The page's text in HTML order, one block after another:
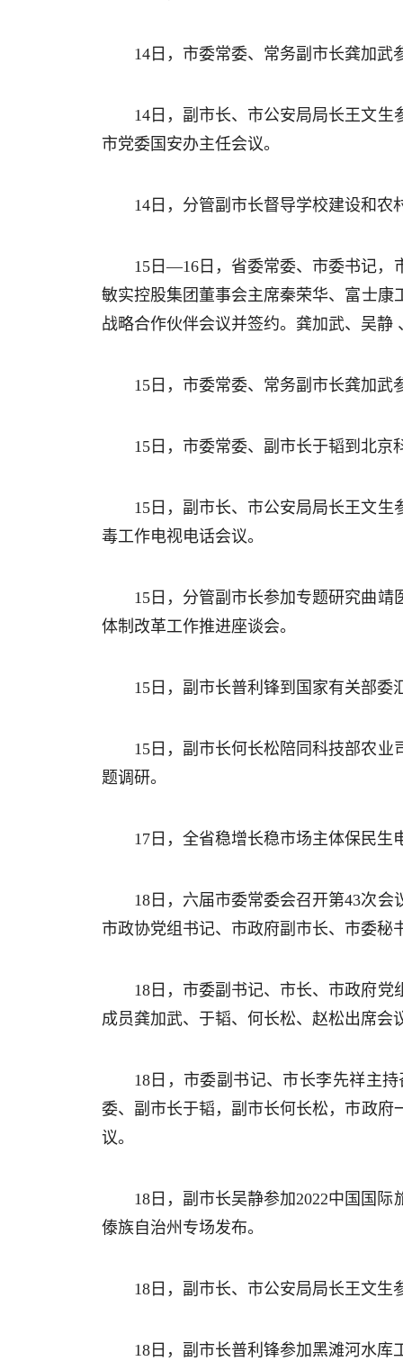
14日，市委常委、常务副市长龚加武
14日，副市长、市公安局局长王文
市党委国安办主任会议。
14日，分管副市长督导学校建设和农
15日—16日，省委常委、市委书记，
敏实控股集团董事会主席秦荣华、富士
战略合作伙伴会议并签约。龚加武、吴静
15日，市委常委、常务副市长龚加
15日，市委常委、副市长于韬到北京
15日，副市长、市公安局局长王文
毒工作电视电话会议。
15日，分管副市长参加专题研究曲
体制改革工作推进座谈会。
15日，副市长普利锋到国家有关部委
15日，副市长何长松陪同科技部农
题调研。
17日，全省稳增长稳市场主体保民
18日，六届市委常委会召开第43次
市政协党组书记、市政府副市长、市委秘
18日，市委副书记、市长、市政府
成员龚加武、于韬、何长松、赵松出席
18日，市委副书记、市长李先祥主
委、副市长于韬，副市长何长松，市政
议。
18日，副市长吴静参加2022中国国
傣族自治州专场发布。
18日，副市长、市公安局局长王文
18日，副市长普利锋参加黑滩河水